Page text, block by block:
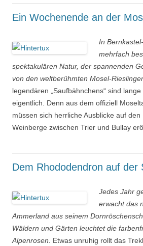
Ein Wochenende an der
In
mehrfach
spektakulären Natur, der spannenden
von den weltberühmten Mosel-
legendären „Saufbähnchens“ sind
eigentlich. Denn aus dem offiziell
müssen sich herrliche Ausblicke auf den
Weinberge zwischen Trier und Bullay
Dem Rhododendron auf der
Jedes Jahr
erwacht das
Ammerland aus seinem
Wäldern und Gärten leuchtet die
Alpenrosen.
Etwas unruhig rollt das